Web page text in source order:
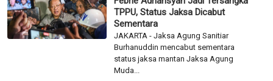
menegaskan komitmen Pemerintah
Provinsi...
Rabu, 05 Agustus 2026
Pengelola Padel SixNine Angkat
Bicara soal Dugaan Penebangan